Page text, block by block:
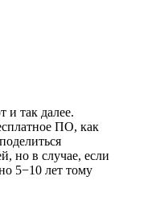
и так далее.
ПО, как
но в случае, если
5−10 лет тому